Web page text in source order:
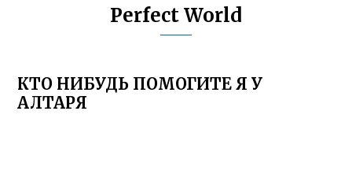
Perfect World
КТО НИБУДЬ ПОМОГИТЕ Я У
АЛТАРЯ